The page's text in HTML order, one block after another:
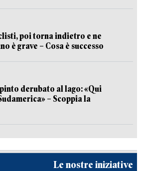
poi torna indietro e ne
è grave – Cosa è successo
derubato al lago: «Qui
– Scoppia la
Le nostre iniziative